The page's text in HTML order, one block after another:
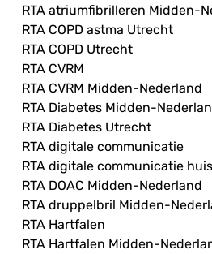
RTA atriumfibrilleren Midden-
RTA COPD astma Utrecht
RTA COPD Utrecht
RTA CVRM
RTA CVRM Midden-Nederland
RTA Diabetes Midden-
RTA Diabetes Utrecht
RTA digitale communicatie
RTA digitale communicatie
RTA DOAC Midden-Nederland
RTA druppelbril Midden-
RTA Hartfalen
RTA Hartfalen Midden-